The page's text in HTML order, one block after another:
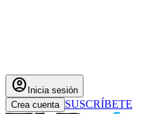
account_circle Inicia sesión
Crea cuenta SUSCRÍBETE